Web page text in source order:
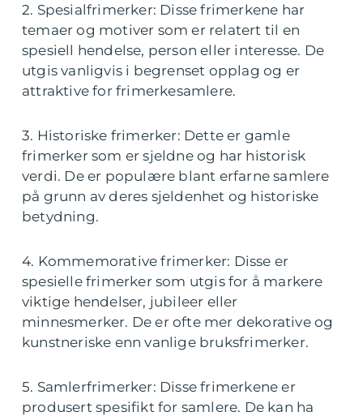
2. Spesialfrimerker: Disse frimerkene har
temaer og motiver som er relatert til en
spesiell hendelse, person eller interesse. De
utgis vanligvis i begrenset opplag og er
attraktive for frimerkesamlere.
3. Historiske frimerker: Dette er gamle
frimerker som er sjeldne og har historisk
verdi. De er populære blant erfarne samlere
på grunn av deres sjeldenhet og historiske
betydning.
4. Kommemorative frimerker: Disse er
spesielle frimerker som utgis for å markere
viktige hendelser, jubileer eller
minnesmerker. De er ofte mer dekorative og
kunstneriske enn vanlige bruksfrimerker.
5. Samlerfrimerker: Disse frimerkene er
produsert spesifikt for samlere. De kan ha